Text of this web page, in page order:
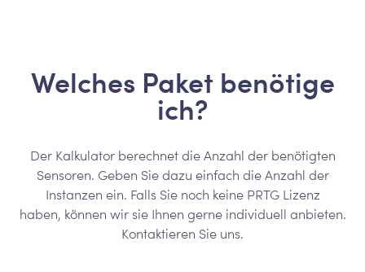
Welches Paket benötige
ich?
Der Kalkulator berechnet die Anzahl der benötigten
Sensoren. Geben Sie dazu einfach die Anzahl der
Instanzen ein. Falls Sie noch keine PRTG Lizenz
haben, können wir sie Ihnen gerne individuell anbieten.
Kontaktieren Sie uns.